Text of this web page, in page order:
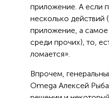
приложение. А если
несколько действий
приложение, а самое
среди прочих), то,
ломается».
Впрочем,
Omega Алексей